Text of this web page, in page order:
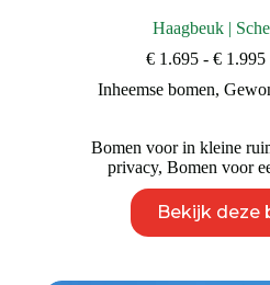
Haagbeuk |
€1.695 - €1.995
Inheemse bomen,
Bomen voor in kleine
privacy, Bomen voor
Bekijk deze
heeft